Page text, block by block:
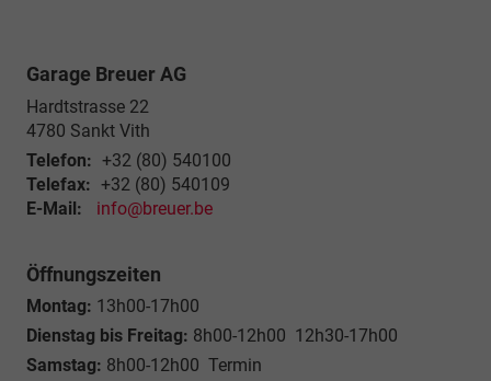
Garage Breuer AG
Hardtstrasse 22
4780 Sankt Vith
Telefon: +32 (80) 540100
Telefax: +32 (80) 540109
E-Mail:
info@breuer.be
Öffnungszeiten
Montag: 13h00-17h00
Dienstag bis Freitag: 8h00-12h00 12h30-17h00
Samstag: 8h00-12h00 Termin